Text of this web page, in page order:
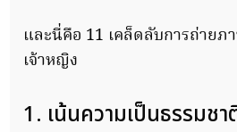
และนี่คือ 11 เคล็ดลับการถ่ายภ
เจ้าหญิง
1. เน้นความเป็นธรรมชา